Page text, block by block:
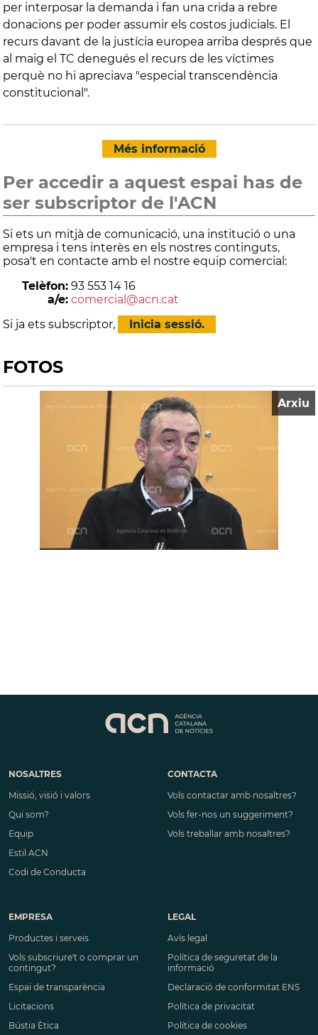
per interposar la demanda i fan una crida a rebre
donacions per poder assumir els costos judicials. El
recurs davant de la justícia europea arriba després que
al maig el TC denegués el recurs de les víctimes
perquè no hi apreciava "especial transcendència
constitucional".
Més informació
Per accedir a aquest espai has de
ser subscriptor de l'ACN
Si ets un mitjà de comunicació, una institució o una
empresa i tens interès en els nostres continguts,
posa't en contacte amb el nostre equip comercial:
Telèfon: 93 553 14 16
a/e: comercial@acn.cat
Si ja ets subscriptor,
Inicia sessió.
FOTOS
Arxiu
NOSALTRES
Missió, visió i valors
Qui som?
Equip
Estil ACN
Codi de Conducta
CONTACTA
Vols contactar amb nosaltres?
Vols fer-nos un suggeriment?
Vols treballar amb nosaltres?
EMPRESA
Productes i serveis
Vols subscriure't o comprar un
contingut?
Espai de transparència
Licitacions
Bústia Ètica
LEGAL
Avís legal
Política de seguretat de la
informació
Declaració de conformitat ENS
Política de privacitat
Política de cookies